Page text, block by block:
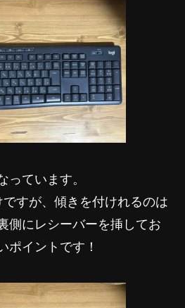
っています。
すが、傾きを付けれるのは
側にレシーバーを挿してお
ポイントです！